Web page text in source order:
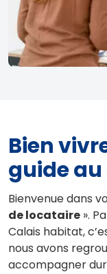
Bien
guide
Bienvenue dans
de locataire ».
Calais habitat,
nous avons
accompagner